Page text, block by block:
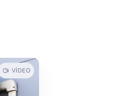
VIDEO